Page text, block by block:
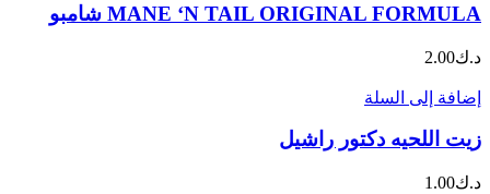
MANE ‘N TAIL ORIGINAL FORMULA شامبو
د.ك2.00
إضافة إلى السلة
زيت اللحيه دكتور راشيل
د.ك1.00